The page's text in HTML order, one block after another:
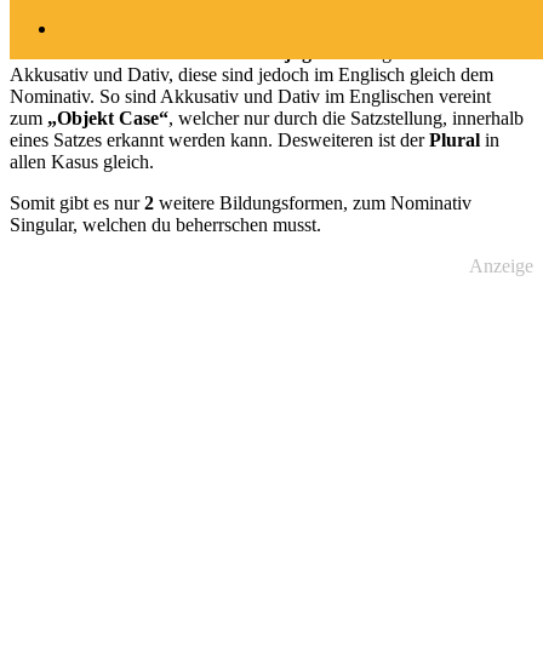
Jedoch gilt zu erwähnen, dass im Englischen die
Akkusativ und Dativ, diese sind jedoch im Englisch gleich dem
Nominativ. So sind Akkusativ und Dativ im Englischen vereint
zum „Objekt Case“, welcher nur durch die Satzstellung, innerhalb
eines Satzes erkannt werden kann. Desweiteren ist derPlural in
allen Kasus gleich.
Somit gibt es nur2 weitere Bildungsformen, zum Nominativ
Singular, welchen du beherrschen musst.
Anzeige